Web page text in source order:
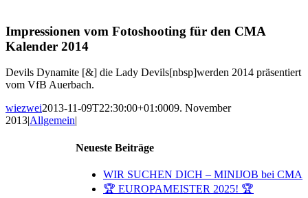
Impressionen vom Fotoshooting für den CMA
Kalender 2014
Devils Dynamite [&] die Lady Devils[nbsp]werden 2014 präsentiert
vom VfB Auerbach.
wiezwei2013-11-09T22:30:00+01:0009. November
2013|Allgemein|
Neueste Beiträge
WIR SUCHEN DICH – MINIJOB bei CMA
🏆 EUROPAMEISTER 2025! 🏆